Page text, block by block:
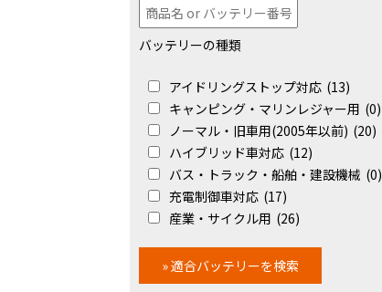
バッテリーの種類
アイドリングストップ対応 (13)
キャンピング・マリンレジャー用 (0)
ノーマル・旧車用(2005年以前) (20)
ハイブリッド車対応 (12)
バス・トラック・船舶・建設機械 (0)
充電制御車対応 (17)
産業・サイクル用 (26)